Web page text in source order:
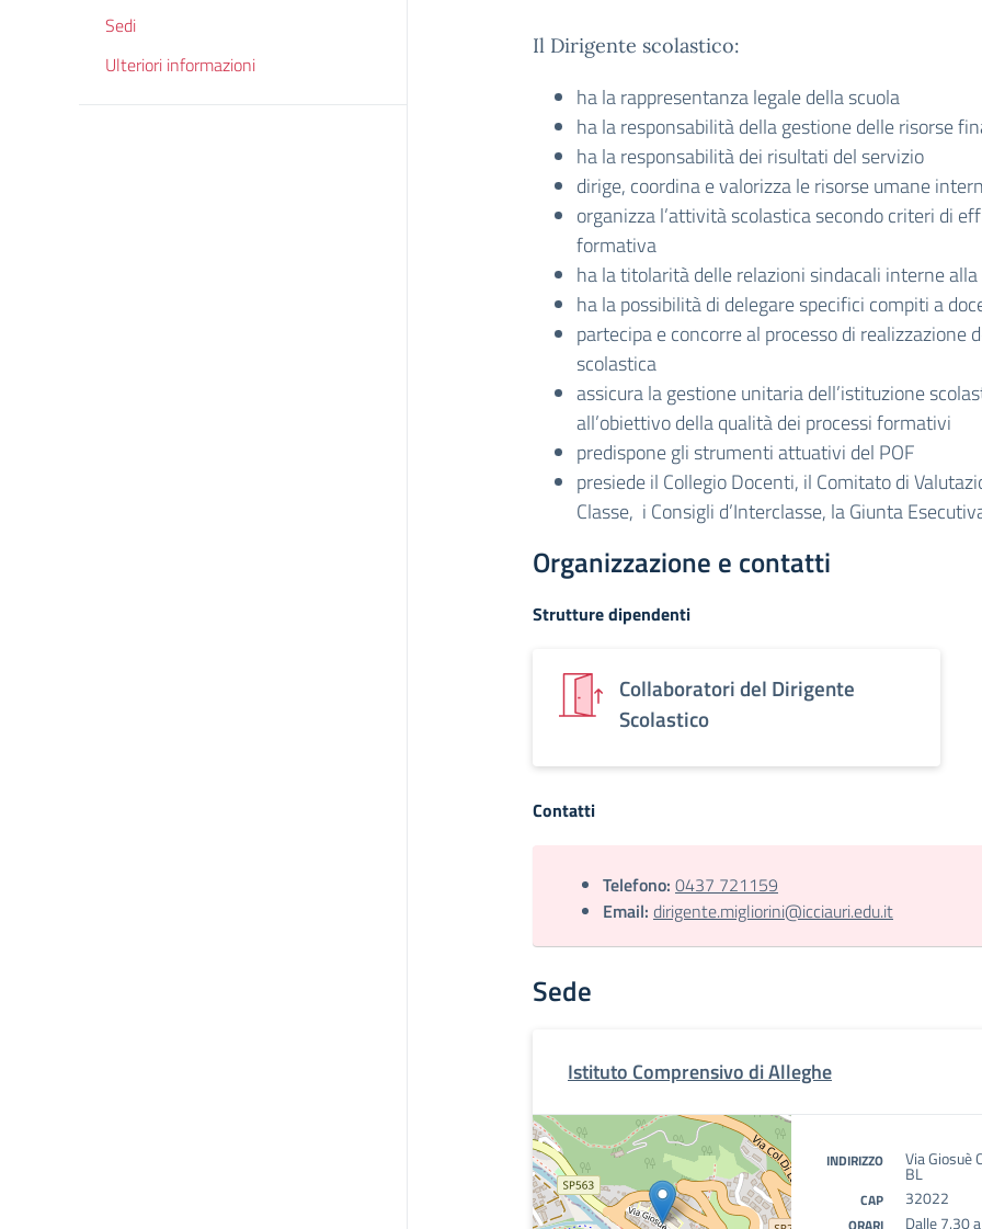
Sedi
Ulteriori informazioni
Il Dirigente scolastico:
ha la rappresentanza legale della scuola
ha la responsabilità della gestione delle risorse
ha la responsabilità dei risultati del servizio
dirige, coordina e valorizza le risorse umane
organizza l’attività scolastica secondo criteri di
formativa
ha la titolarità delle relazioni sindacali interne alla
ha la possibilità di delegare specifici compiti a
partecipa e concorre al processo di realizzazione
scolastica
assicura la gestione unitaria dell’istituzione
all’obiettivo della qualità dei processi formativi
predispone gli strumenti attuativi del POF
presiede il Collegio Docenti, il Comitato di
Classe, i Consigli d’Interclasse, la Giunta
Organizzazione e contatti
Strutture dipendenti
Collaboratori del Dirigente
Scolastico
Contatti
Telefono: 0437 721159
Email: dirigente.migliorini@icciauri.edu.it
Sede
Istituto Comprensivo di Alleghe
INDIRIZZO Via Giosuè
BL
CAP 32022
Dalle 7.30